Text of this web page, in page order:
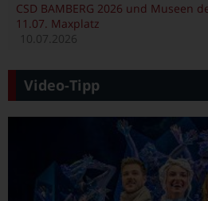
CSD BAMBERG 2026 und Museen
11.07. Maxplatz
10.07.2026
Video-Tipp